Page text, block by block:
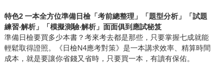
特色2 一本全方位準備日檢「考前總整理」「題型分析」「試題
練習‧解析」「模擬測驗‧解析」面面俱到應試秘笈
準備日檢要買多少本書？考來考去都是那些，只要掌握七成就能
輕鬆取得證照。《日檢N4應考對策》是一本講求效率、精算時間
成本，就是要讓你省錢又省時，只要買一本，有讀有保佑。